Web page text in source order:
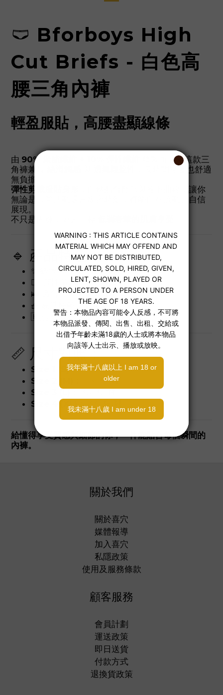
🩲 Bforboys High
Cut Briefs - 白色高
腰三角內褲
輕盈服貼，高腰盡顯線條
由 90% 聚酯纖維 + 10% 彈性纖維
精製而成，這款三
角褲兼具
，長時間穿著也舒適
無負擔。
彈性剪裁服貼身形
，自然貼合臀部與胯下曲線，讓你
無論是日常活動還是親密時刻，都能自在流動、自信
展現。
不只是內褲，更是一種
🔹 產品特色：
✨ 絲滑輕盈，親膚透氣
🏋️‍♂️ 彈性剪裁，穩定支撐
🛌 適合日常穿著與放鬆情境
🧺 易洗快乾，耐穿耐用
🇭🇰
香港本土設計，質感細緻
📏 尺寸對照：
Size 1 (S)：26–28 吋
Size 2 (M)：
28–30 吋
Size 3 (L)：
Size 4 (XL)：33–35 吋
給懂得享受質感與細節的你，一件能貼合每個瞬間的
內褲。
關於我們
關於喜穴
媒體報導
加入喜穴
私隱政策
使用及服務條款
顧客服務
會員計劃
運送政策
即日送貨
付款方式
退換貨政策